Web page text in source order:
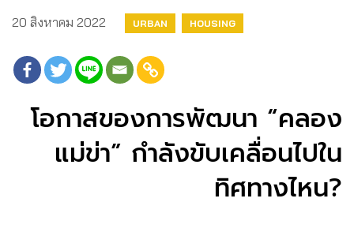
20 สิงหาคม 2022 URBAN HOUSING
โอกาสของการพัฒนา “คลอง
แม่ข่า” กำลังขับเคลื่อนไปใน
ทิศทางไหน?